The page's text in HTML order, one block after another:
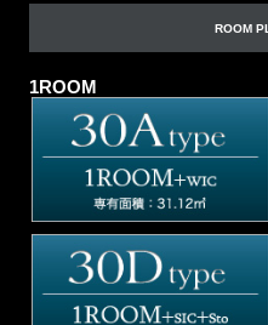
ROOM
1ROOM